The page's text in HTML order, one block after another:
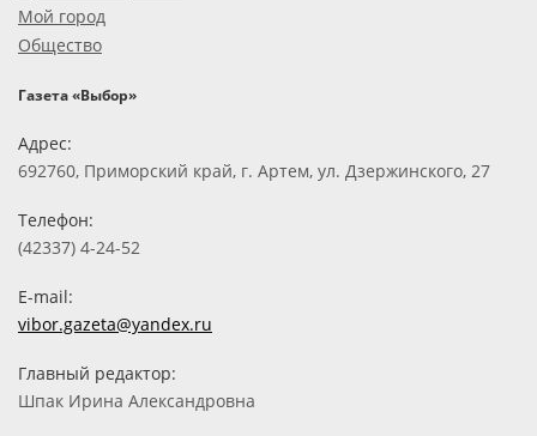
Мой город
Общество
Газета «Выбор»
Адрес:
692760, Приморский край, г. Артем, ул. Дзержинского, 27
Телефон:
(42337) 4-24-52
E-mail:
vibor.gazeta@yandex.ru
Главный редактор:
Шпак Ирина Александровна